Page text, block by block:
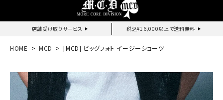
店舗受け取りサービス 税込¥16,000以上で送料無料
新規会員登録｜ログイン
ご利用ガイド
HOME MCD [MCD] ビッグフォト イージーショーツ